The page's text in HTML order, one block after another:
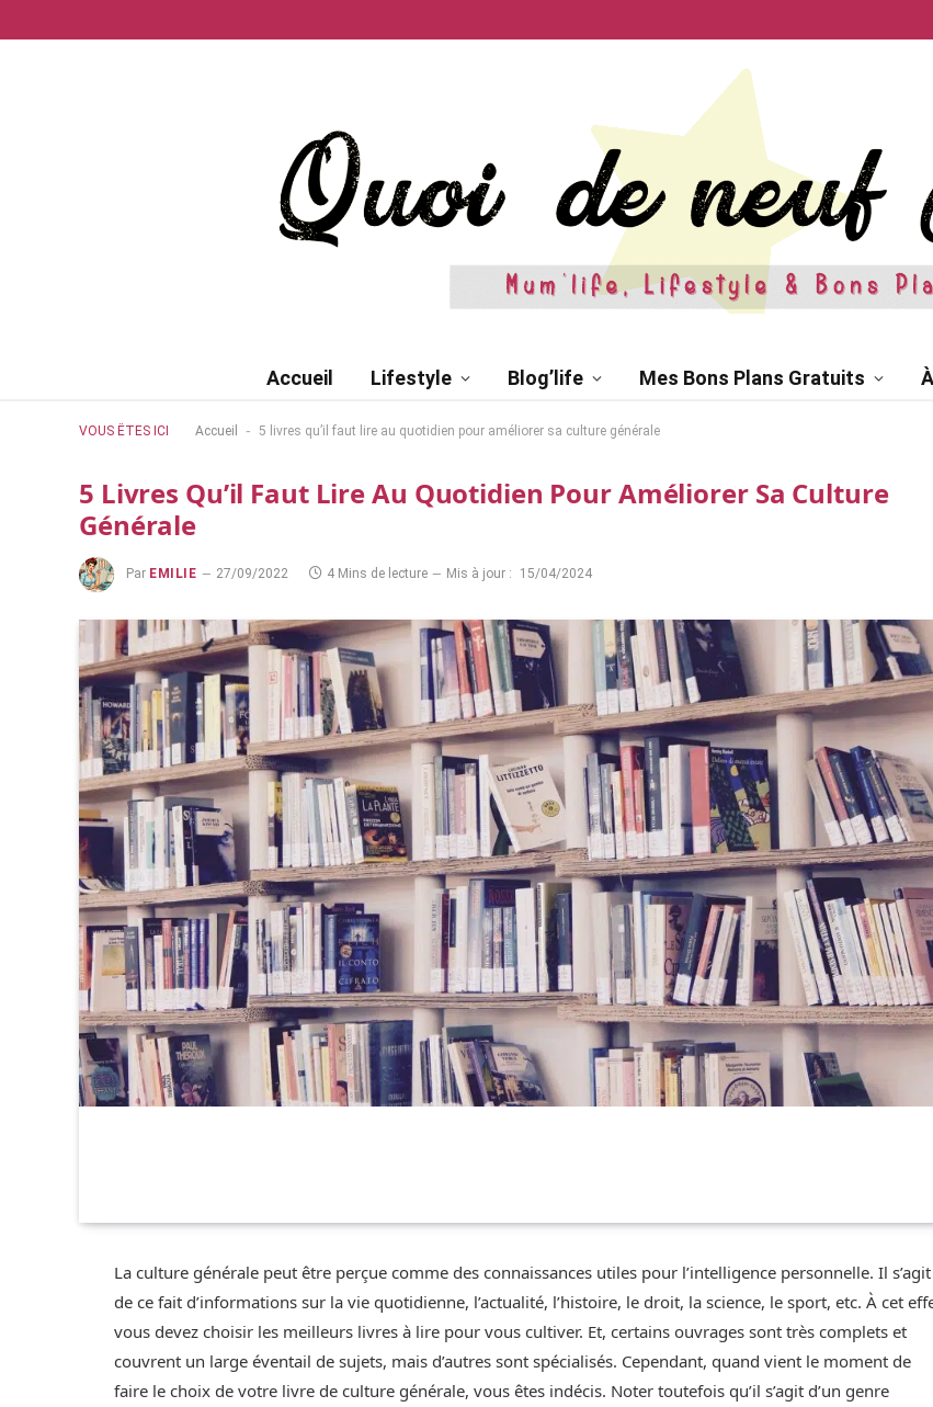
Accueil Lifestyle Blog’life Mes Bons Plans Gratuits
VOUS ÊTES ICI Accueil - 5 livres qu’il faut lire au quotidien pour améliorer sa culture générale
5 Livres Qu’il Faut Lire Au Quotidien Pour Améliorer Sa Culture
Générale
Par EMILIE 27/09/2022 4 Mins de lecture Mis à jour : 15/04/2024
La culture générale peut être perçue comme des connaissances utiles pour l’intelligence personnelle. Il s’agit
de ce fait d’informations sur la vie quotidienne, l’actualité, l’histoire, le droit, la science, le sport, etc. À cet
vous devez choisir les meilleurs livres à lire pour vous cultiver. Et, certains ouvrages sont très complets et
couvrent un large éventail de sujets, mais d’autres sont spécialisés. Cependant, quand vient le moment de
faire le choix de votre livre de culture générale, vous êtes indécis. Noter toutefois qu’il s’agit d’un genre